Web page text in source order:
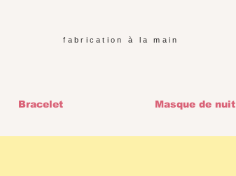
fabrication à la main
Bracelet Masque de nuit